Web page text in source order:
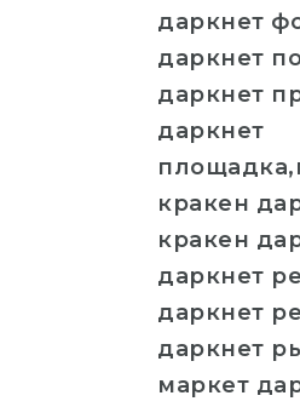
даркнет
даркнет
даркнет
даркнет
кракен
кракен
даркнет
даркнет
даркнет
маркет